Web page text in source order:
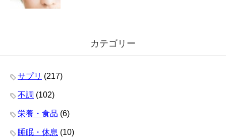
カテゴリー
サプリ (217)
不調 (102)
栄養・食品 (6)
睡眠・休息 (10)